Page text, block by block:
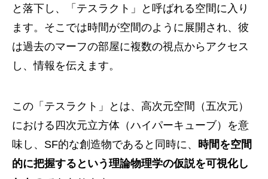
と落下し、「テスラクト」と呼ばれる空間に入り
ます。そこでは時間が空間のように展開され、彼
は過去のマーフの部屋に複数の視点からアクセス
し、情報を伝えます。
この「テスラクト」とは、高次元空間（五次元）
における四次元立方体（ハイパーキューブ）を意
味し、SF的な創造物であると同時に、 時間を空間
的に把握するという理論物理学の仮説を可視化し